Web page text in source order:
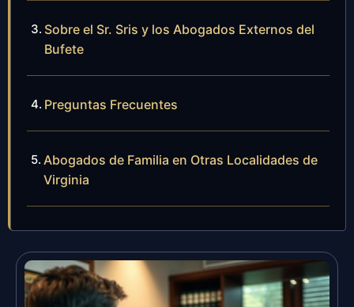
Sobre el Sr. Sris y los Abogados Externos del
Bufete
Preguntas Frecuentes
Abogados de Familia en Otras Localidades de
Virginia